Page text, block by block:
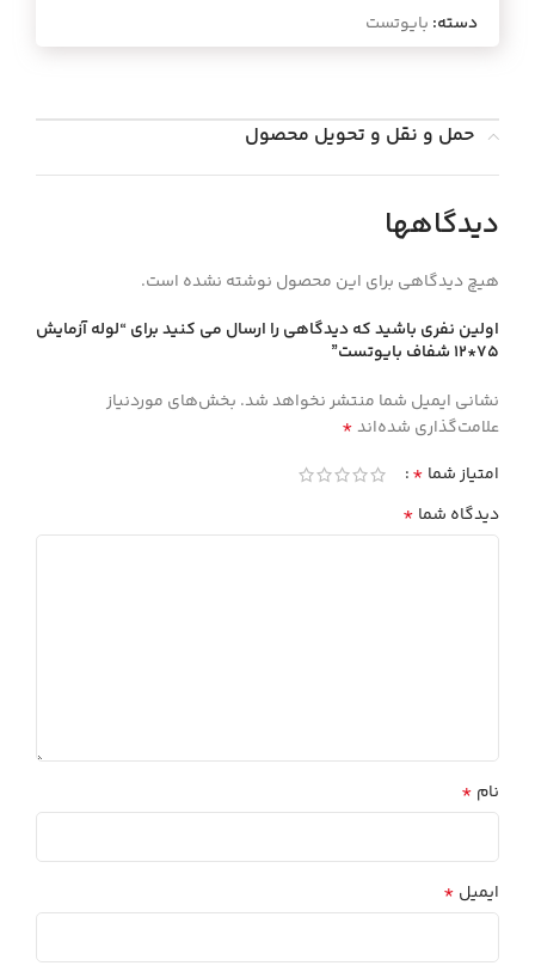
دسته: بایوتست
حمل و نقل و تحویل محصول
دیدگاهها
هیچ دیدگاهی برای این محصول نوشته نشده است.
اولین نفری باشید که دیدگاهی را ارسال می کنید برای “لوله آزمايش
75*12 شفاف بايوتست”
نشانی ایمیل شما منتشر نخواهد شد. بخش‌های موردنیاز
علامت‌گذاری شده‌اند*
امتیاز شما *
دیدگاه شما *
نام *
ایمیل *